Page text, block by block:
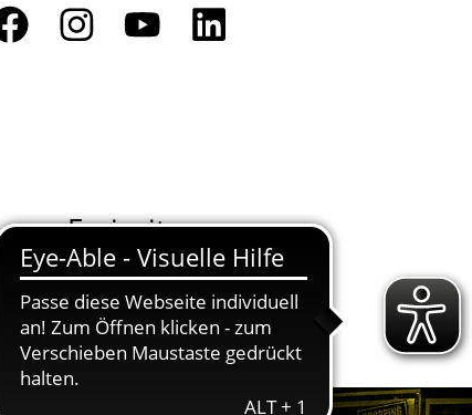
Freizeit